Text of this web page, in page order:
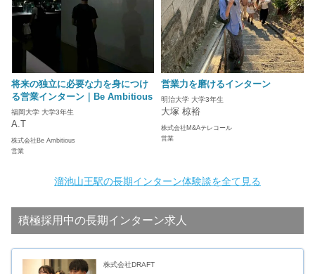
将来の独立に必要な力を身につけ
る営業インターン｜Be Ambitious
福岡大学 大学3年生
A.T
株式会社Be Ambitious
営業
営業力を磨けるインターン
明治大学 大学3年生
大塚 椋裕
株式会社M&Aテレコール
営業
溜池山王駅の長期インターン体験談を全て見る
積極採用中の長期インターン求人
株式会社DRAFT